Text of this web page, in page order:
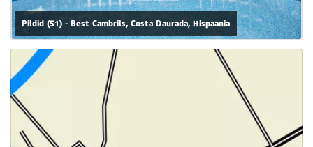
Pildid (51) - Best Cambrils, Costa Daurada, Hispaania